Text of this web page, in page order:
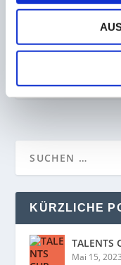
Zu spät aus dem
KÜRZLICHE
TALENTS
Mai 15, 2023